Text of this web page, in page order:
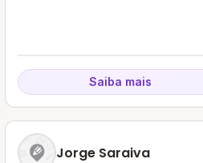
Saiba mais
Jorge Saraiva